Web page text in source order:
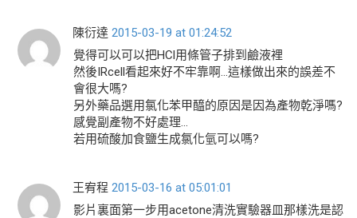
陳衍達 2015-03-19 at 01:24:52
覺得可以可以把HCl用條管子排到鹼液裡
然後IRcell看起來好不牢靠啊…這樣做出來的誤差不
會很大嗎?
另外藥品選用氯化苯甲醯的原因是因為產物乾淨嗎?
感覺副產物不好處理…
若用硫酸加食鹽生成氯化氫可以嗎?
王宥程 2015-03-16 at 05:01:01
影片裏面第一步用acetone清洗實驗器皿那樣洗是認